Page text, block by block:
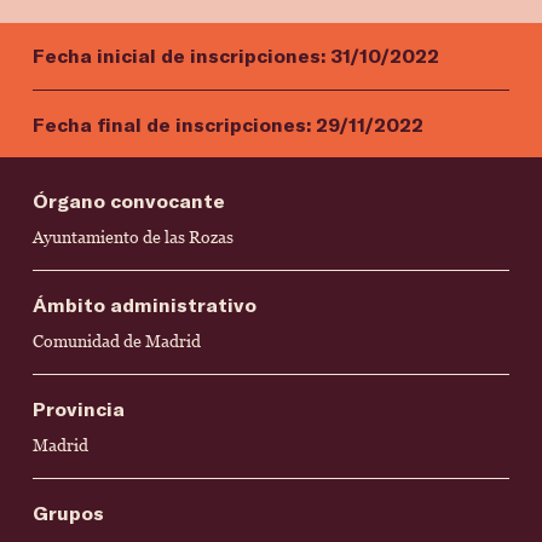
Fecha inicial de inscripciones: 31/10/2022
Fecha final de inscripciones: 29/11/2022
Órgano convocante
Ayuntamiento de las Rozas
Ámbito administrativo
Comunidad de Madrid
Provincia
Madrid
Grupos